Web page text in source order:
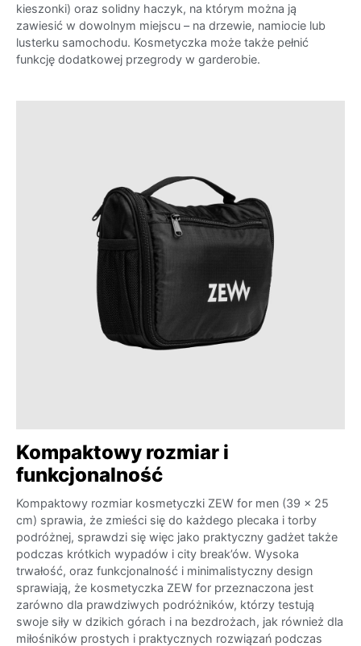
kieszonki) oraz solidny haczyk, na którym można ją
zawiesić w dowolnym miejscu – na drzewie, namiocie lub
lusterku samochodu. Kosmetyczka może także pełnić
funkcję dodatkowej przegrody w garderobie.
Kompaktowy rozmiar i
funkcjonalność
Kompaktowy rozmiar kosmetyczki ZEW for men (39 x 25
cm) sprawia, że zmieści się do każdego plecaka i torby
podróżnej, sprawdzi się więc jako praktyczny gadżet także
podczas krótkich wypadów i city break’ów. Wysoka
trwałość, oraz funkcjonalność i minimalistyczny design
sprawiają, że kosmetyczka ZEW for przeznaczona jest
zarówno dla prawdziwych podróżników, którzy testują
swoje siły w dzikich górach i na bezdrożach, jak również dla
miłośników prostych i praktycznych rozwiązań podczas